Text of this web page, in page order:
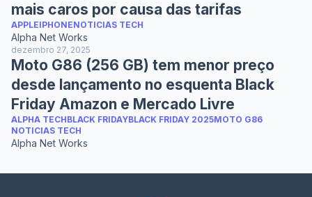
mais caros por causa das tarifas
APPLEIPHONENOTICIAS TECH
Alpha Net Works
dezembro 27, 2025
Moto G86 (256 GB) tem menor preço
desde lançamento no esquenta Black
Friday Amazon e Mercado Livre
ALPHA TECHBLACK FRIDAYBLACK FRIDAY 2025MOTO G86
NOTICIAS TECH
Alpha Net Works